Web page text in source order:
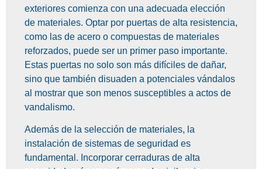
exteriores comienza con una adecuada elección
de materiales. Optar por puertas de alta resistencia,
como las de acero o compuestas de materiales
reforzados, puede ser un primer paso importante.
Estas puertas no solo son más difíciles de dañar,
sino que también disuaden a potenciales vándalos
al mostrar que son menos susceptibles a actos de
vandalismo.
Además de la selección de materiales, la
instalación de sistemas de seguridad es
fundamental. Incorporar cerraduras de alta